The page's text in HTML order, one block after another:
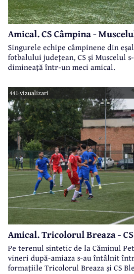
Amical. CS Câmpina -
Singurele echipe câmpinene din
fotbalului județean, CS și Muscelul
dimineață într-un meci amical.
441 vizualizari
Amical. Tricolorul Breaza -
Pe terenul sintetic de la Căminul
vineri după-amiaza s-au întâlnit
formațiile Tricolorul Breaza și CS